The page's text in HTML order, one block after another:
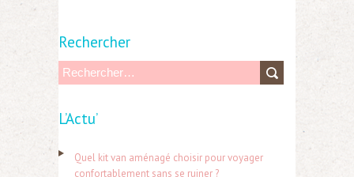
Rechercher
L’Actu’
Quel kit van aménagé choisir pour voyager
confortablement sans se ruiner ?